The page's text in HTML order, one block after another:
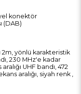
konektör
(DAB)
yönlü karakteristik
230 MHz'e kadar
UHF bandı, 472
aralığı, siyah renk ,